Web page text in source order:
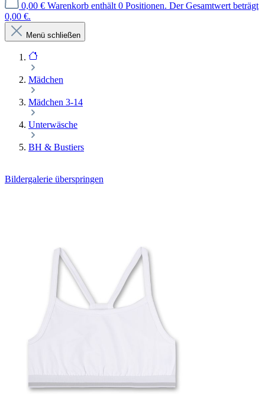
0,00 € Warenkorb enthält 0 Positionen. Der Gesamtwert beträgt
0,00 €.
Menü schließen
Mädchen
Mädchen 3-14
Unterwäsche
BH & Bustiers
Bildergalerie überspringen